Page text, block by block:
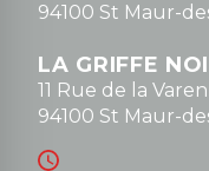
94100 St Maur-
LA GRIFFE
11 Rue de la
94100 St Maur-